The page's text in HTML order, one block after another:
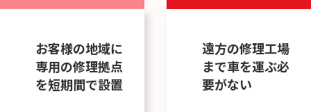
お客様の地域に
専用の修理拠点
を短期間で設置
遠方の修理工場
まで車を運ぶ必
要がない